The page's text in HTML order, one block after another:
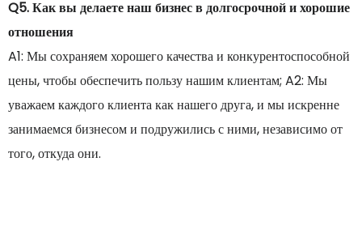
Q5. Как вы делаете наш бизнес в долгосрочной и хорошие
отношения
A1: Мы сохраняем хорошего качества и конкурентоспособной
цены, чтобы обеспечить пользу нашим клиентам; A2: Мы
уважаем каждого клиента как нашего друга, и мы искренне
занимаемся бизнесом и подружились с ними, независимо от
того, откуда они.